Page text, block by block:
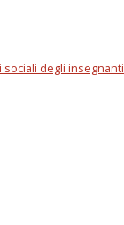
degli insegnanti